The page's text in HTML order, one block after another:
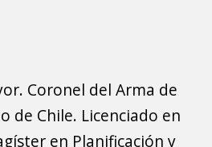
Coronel del Arma de
de Chile. Licenciado en
en Planificación y